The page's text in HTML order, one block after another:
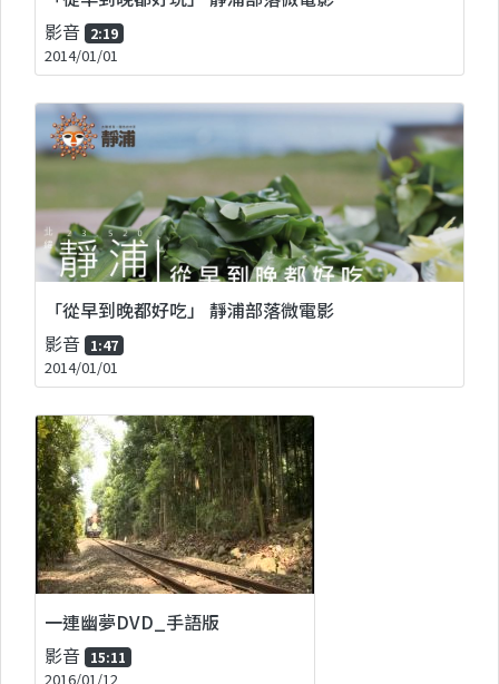
影音 2:19
2014/01/01
「從早到晚都好吃」 靜浦部落微電影
影音 1:47
2014/01/01
一連幽夢DVD_手語版
影音 15:11
2016/01/12